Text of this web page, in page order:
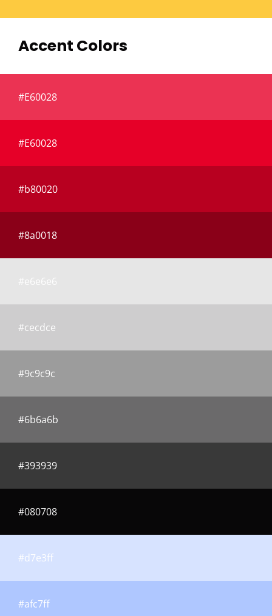
Accent Colors
#E60028
#E60028
#b80020
#8a0018
#e6e6e6
#cecdce
#9c9c9c
#6b6a6b
#393939
#080708
#d7e3ff
#afc7ff